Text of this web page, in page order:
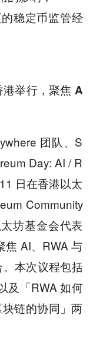
稳定币监管经
举行，聚焦 A
团队、S
Day: AI / R
日在香港以太
Community
坊基金会代表
焦 AI、RWA 与
本次议程包括
及「RWA 如何
链的协同」两